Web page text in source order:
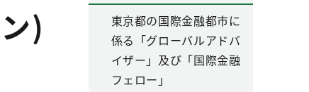
)
東京都の国際金融都市に
係る「グローバルアドバ
イザー」及び「国際金融
フェロー」